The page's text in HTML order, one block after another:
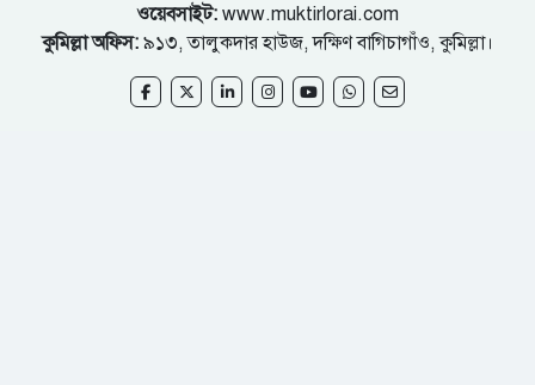
ওয়েবসাইট: www.muktirlorai.com
কুমিল্লা অফিস: ৯১৩, তালুকদার হাউজ, দক্ষিণ বাগিচাগাঁও, কুমিল্লা।